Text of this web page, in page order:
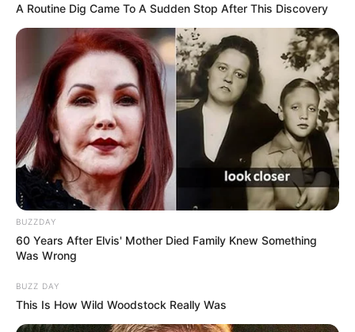
A Routine Dig Came To A Sudden Stop After This Discovery
BUZZDAY
60 Years After Elvis' Mother Died Family Knew Something
Was Wrong
BUZZ DAY
This Is How Wild Woodstock Really Was